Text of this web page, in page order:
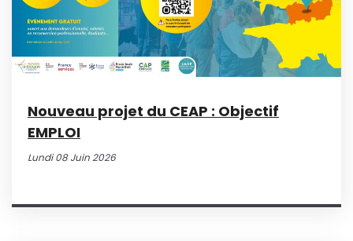
Nouveau projet du CEAP : Objectif
EMPLOI
Lundi 08 Juin 2026